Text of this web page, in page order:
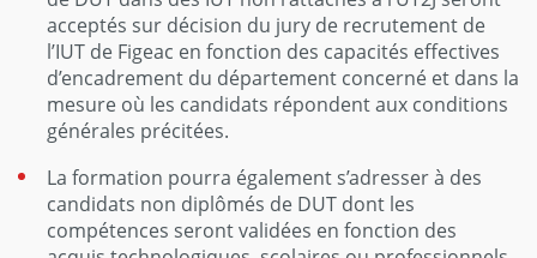
acceptés sur décision du jury de recrutement de
l’IUT de Figeac en fonction des capacités effectives
d’encadrement du département concerné et dans la
mesure où les candidats répondent aux conditions
générales précitées.
La formation pourra également s’adresser à des
candidats non diplômés de DUT dont les
compétences seront validées en fonction des